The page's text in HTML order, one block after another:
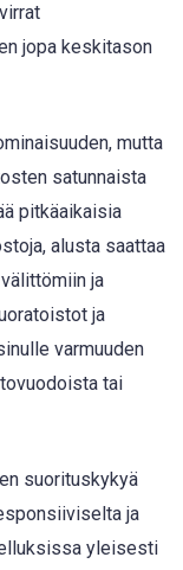
jopa keskitason
mutta
satunnaista
pitkäaikaisia
alusta saattaa
ja
ja
varmuuden
tai
suorituskykyä
ja
yleisesti